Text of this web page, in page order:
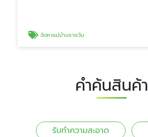
จัดหาแม่บ้านรายวัน
คำค้นสินค้า
รับทำความสะอาด